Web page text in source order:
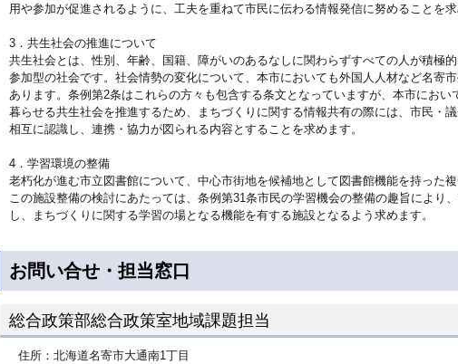
用や参加が促進されるように、工夫を重ねて市民に伝わる情報発信に努めることを求
3．共生社会の推進について
共生社会とは、性別、年齢、国籍、障がいのあるなしに関わらずすべての人が積極
参加型の社会です。社会情勢の変化について、本市においても外国人人材など名寄
あります。条例第2条はこれらの方々も包含する条文となっていますが、本市にお
暮らせる共生社会を推進するため、まちづくりに関する情報共有の際には、市民・
相互に認識し、連携・協力が図られる内容とすることを求めます。
4．学習環境の整備
老朽化が進む市立図書館について、中心市街地を候補地として図書館機能を持った
この施設整備の検討にあたっては、条例第31条市民の学習機会の整備の趣旨により
し、まちづくりに関する学習の場となる機能を有する施設となるよう求めます。
お問い合せ・担当窓口
総合政策部総合政策室地域課題担当
住所：北海道名寄市大通南1丁目